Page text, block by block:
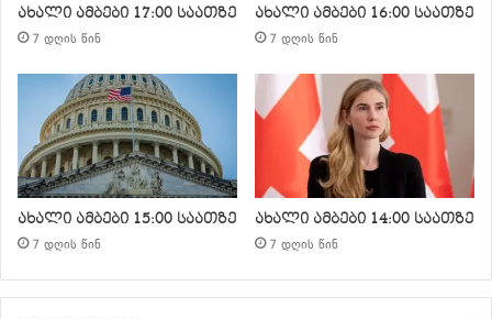
ახალი ამბები 17:00 საათზე
7 დღის წინ
ახალი ამბები 16:00 საათზე
7 დღის წინ
ახალი ამბები 15:00 საათზე
7 დღის წინ
ახალი ამბები 14:00 საათზე
7 დღის წინ